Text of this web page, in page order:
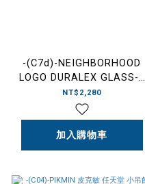
-(C7d)-NEIGHBORHOOD
LOGO DURALEX GLASS-L
SET 玻璃杯 水杯 Ｌ尺寸 一
組兩入 灰色-261WFNH-
AC06
NT$2,280
加入購物車